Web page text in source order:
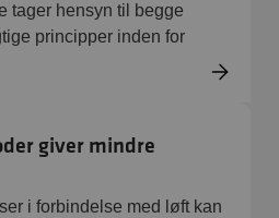
tager hensyn til begge
principper inden for
giver mindre
i forbindelse med løft kan